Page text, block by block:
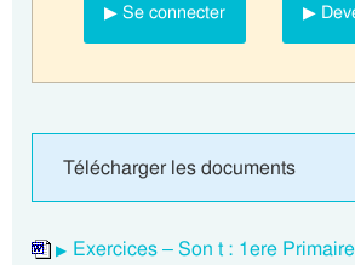
▶ Se connecter ▶
Télécharger les documents
Exercices – Son t : 1ere